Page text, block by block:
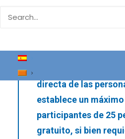
a profesionales del
violencia machista.
directa de las
establece un
participantes de 25
gratuito, si bien